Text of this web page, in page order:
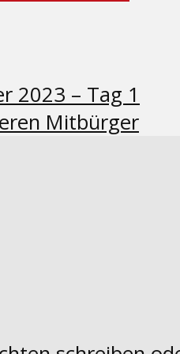
2023 – Tag 1
Mitbürger